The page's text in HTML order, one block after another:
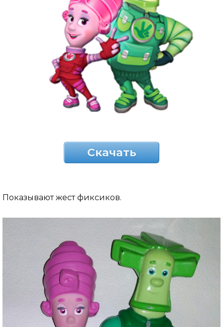
Скачать
Показывают жест фиксиков.